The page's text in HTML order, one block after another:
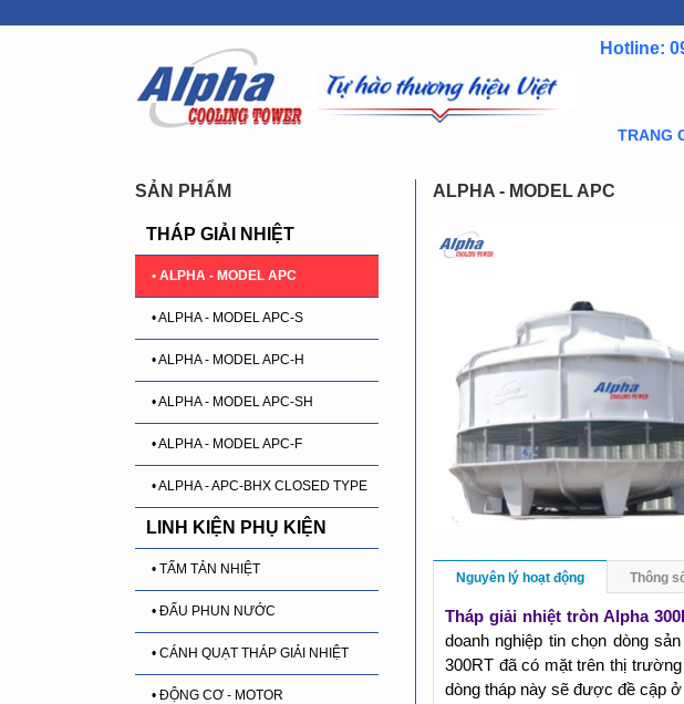
Hotline:
TRANG
ALPHA - MODEL APC
Nguyên lý hoạt động Thông
Tháp giải nhiệt tròn Alpha
doanh nghiệp tin chọn dòng
300RT đã có mặt trên thị
dòng tháp này sẽ được đề cập
SẢN PHẨM
THÁP GIẢI NHIỆT
• ALPHA - MODEL APC
• ALPHA - MODEL APC-S
• ALPHA - MODEL APC-H
• ALPHA - MODEL APC-SH
• ALPHA - MODEL APC-F
• ALPHA - APC-BHX CLOSED TYPE
LINH KIỆN PHỤ KIỆN
• TẤM TẢN NHIỆT
• ĐẤU PHUN NƯỚC
• CÁNH QUẠT THÁP GIẢI NHIỆT
• ĐỘNG CƠ - MOTOR